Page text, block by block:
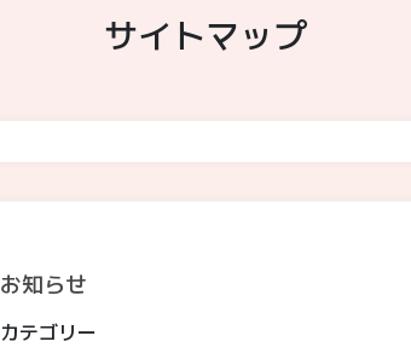
サイトマップ
お知らせ
カテゴリー